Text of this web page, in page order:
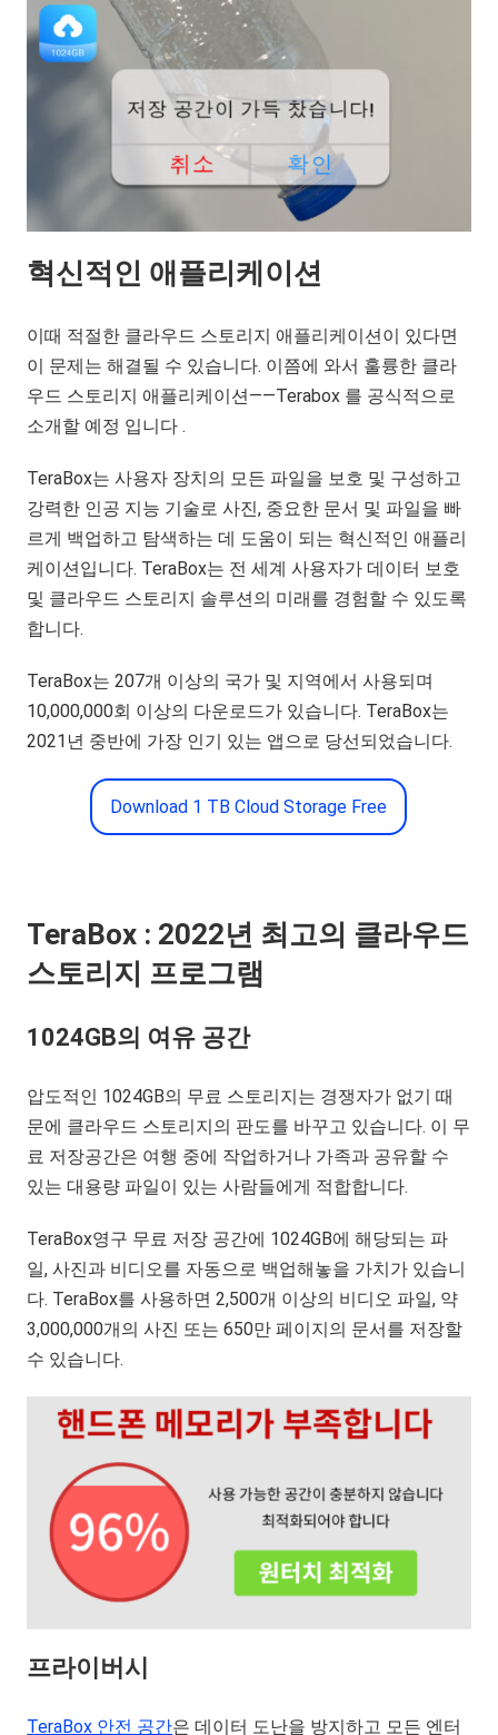
혁신적인 애플리케이션
이때 적절한 클라우드 스토리지 애플리케이션이 있다면
이 문제는 해결될 수 있습니다. 이쯤에 와서 훌륭한 클라
우드 스토리지 애플리케이션——Terabox 를 공식적으로
소개할 예정 입니다 .
TeraBox는 사용자 장치의 모든 파일을 보호 및 구성하고
강력한 인공 지능 기술로 사진, 중요한 문서 및 파일을 빠
르게 백업하고 탐색하는 데 도움이 되는 혁신적인 애플리
케이션입니다. TeraBox는 전 세계 사용자가 데이터 보호
및 클라우드 스토리지 솔루션의 미래를 경험할 수 있도록
합니다.
TeraBox는 207개 이상의 국가 및 지역에서 사용되며
10,000,000회 이상의 다운로드가 있습니다. TeraBox는
2021년 중반에 가장 인기 있는 앱으로 당선되었습니다.
Download 1 TB Cloud Storage Free
TeraBox : 2022년 최고의 클라우드
스토리지 프로그램
1024GB의 여유 공간
압도적인 1024GB의 무료 스토리지는 경쟁자가 없기 때
문에 클라우드 스토리지의 판도를 바꾸고 있습니다. 이 무
료 저장공간은 여행 중에 작업하거나 가족과 공유할 수
있는 대용량 파일이 있는 사람들에게 적합합니다.
TeraBox영구 무료 저장 공간에 1024GB에 해당되는 파
일, 사진과 비디오를 자동으로 백업해놓을 가치가 있습니
다. TeraBox를 사용하면 2,500개 이상의 비디오 파일, 약
3,000,000개의 사진 또는 650만 페이지의 문서를 저장할
수 있습니다.
프라이버시
TeraBox 안전 공간은 데이터 도난을 방지하고 모든 엔터